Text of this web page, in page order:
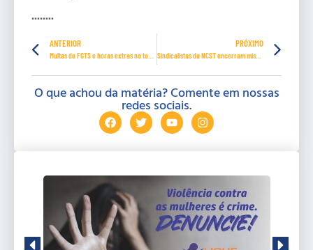
……..
ANTERIOR PRÓXIMO
Sindicalistas da NCST encerram missão na China
O que achou da matéria? Comente em nossas
redes sociais.